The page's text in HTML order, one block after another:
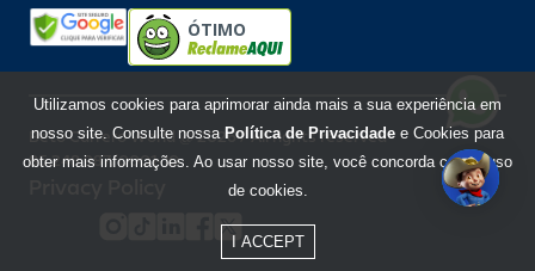
ÓTIMO
Beto Carrero World @ 2026 / All rights reserved
85.248.987/0001-10
Utilizamos cookies para aprimorar ainda mais a sua experiência em
nosso site. Consulte nossa Política de Privacidade e Cookies para
obter mais informações. Ao usar nosso site, você concorda com o uso
de cookies.
I ACCEPT